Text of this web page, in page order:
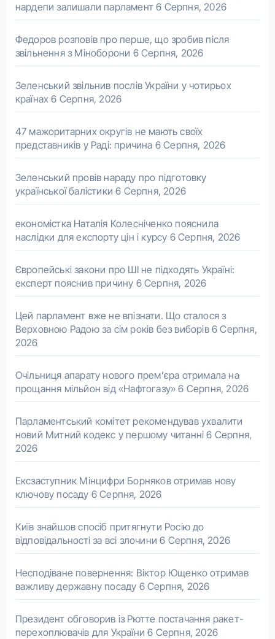
нардепи залишали парламент 6 Серпня, 2026
Федоров розповів про перше, що зробив після
звільнення з Міноборони 6 Серпня, 2026
Зеленський звільнив послів України у чотирьох
країнах 6 Серпня, 2026
47 мажоритарних округів не мають своїх
представників у Раді: причина 6 Серпня, 2026
Зеленський провів нараду про підготовку
української балістики 6 Серпня, 2026
економістка Наталія Колесніченко пояснила
наслідки для експорту цін і курсу 6 Серпня, 2026
Європейські закони про ШІ не підходять Україні:
експерт пояснив причину 6 Серпня, 2026
Цей парламент вже не впізнати. Що сталося з
Верховною Радою за сім років без виборів 6 Серпня,
2026
Очільниця апарату нового прем’єра отримала на
прощання мільйон від «Нафтогазу» 6 Серпня, 2026
Парламентський комітет рекомендував ухвалити
новий Митний кодекс у першому читанні 6 Серпня,
2026
Ексзаступник Мінцифри Борняков отримав нову
ключову посаду 6 Серпня, 2026
Київ знайшов спосіб притягнути Росію до
відповідальності за всі злочини 6 Серпня, 2026
Несподіване повернення: Віктор Ющенко отримав
важливу державну посаду 6 Серпня, 2026
Президент обговорив із Рютте постачання ракет-
перехоплювачів для України 6 Серпня, 2026